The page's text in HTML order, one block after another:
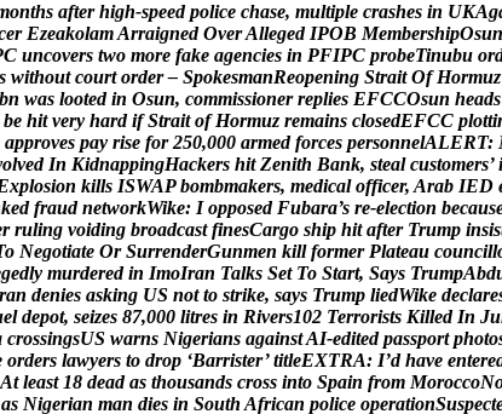
onths after high-speed police chase, multiple crashes in UKAg
er EzeakolamArraigned OverAlleged IPOB MembershipOsun
C uncovers two more fake agencies in PFIPC probeTinubu or
s without court order – SpokesmanReopening Strait Of Hormuz
bn was looted in Osun, commissioner replies EFCCOsun heads
be hit very hard if Strait of Hormuz remains closedEFCC plotti
approves pay rise for 250,000 armed forces personnelALERT:
olved In KidnappingHackers hit Zenith Bank, steal customers’ i
xplosion kills ISWAP bombmakers, medical officer, Arab IED
ked fraud networkWike: I opposed Fubara’s re-election becaus
r ruling voiding broadcast finesCargo ship hit after Trump insis
o Negotiate Or SurrenderGunmen kill former Plateau councill
gedly murdered in ImoIran Talks Set To Start, Says TrumpAbd
ran denies asking US not to strike, says Trump liedWike declare
el depot, seizes 87,000 litres in Rivers102 Terrorists Killed In Ju
crossingsUS warns Nigerians againstAI-edited passport photo
orders lawyers to drop ‘Barrister’ titleEXTRA: I’d have entere
At least 18 dead as thousands cross into Spain from MoroccoN
as Nigerian man dies in South African police operationSuspect